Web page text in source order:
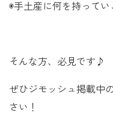
◉手土産に何を持ってい
そんな方、必見です♪
ぜひジモッシュ掲載中
さい！